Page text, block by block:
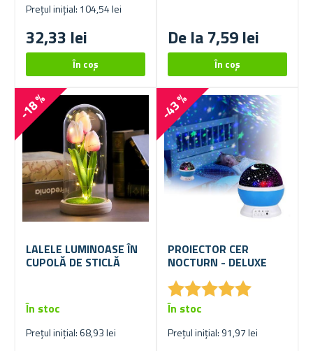
Prețul inițial: 104,54 lei
32,33 lei De la 7,59 lei
-18 %
LALELE LUMINOASE ÎN
CUPOLĂ DE STICLĂ
Prețul inițial: 68,93 lei
În stoc
-43 %
PROIECTOR CER
NOCTURN - DELUXE
★★★★★
★★★★★
Prețul inițial: 91,97 lei
În stoc